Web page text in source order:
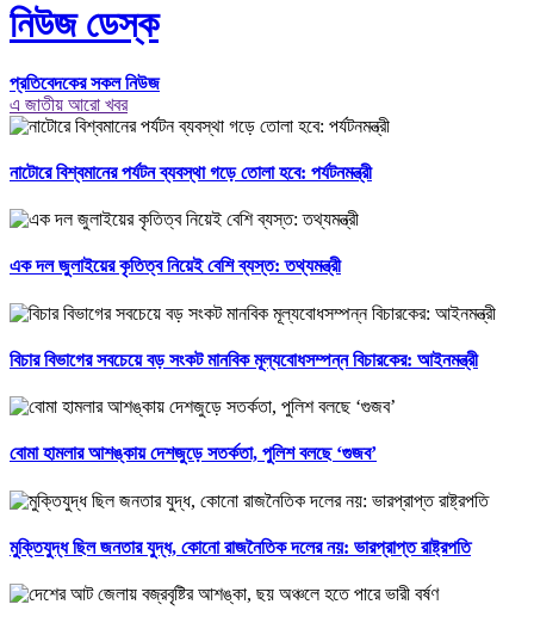
নিউজ ডেস্ক
প্রতিবেদকের সকল নিউজ
এ জাতীয় আরো খবর
নাটোরে বিশ্বমানের পর্যটন ব্যবস্থা গড়ে তোলা হবে: পর্যটনমন্ত্রী
এক দল জুলাইয়ের কৃতিত্ব নিয়েই বেশি ব্যস্ত: তথ্যমন্ত্রী
বিচার বিভাগের সবচেয়ে বড় সংকট মানবিক মূল্যবোধসম্পন্ন বিচারকের: আইনমন্ত্রী
বোমা হামলার আশঙ্কায় দেশজুড়ে সতর্কতা, পুলিশ বলছে ‘গুজব’
মুক্তিযুদ্ধ ছিল জনতার যুদ্ধ, কোনো রাজনৈতিক দলের নয়: ভারপ্রাপ্ত রাষ্ট্রপতি